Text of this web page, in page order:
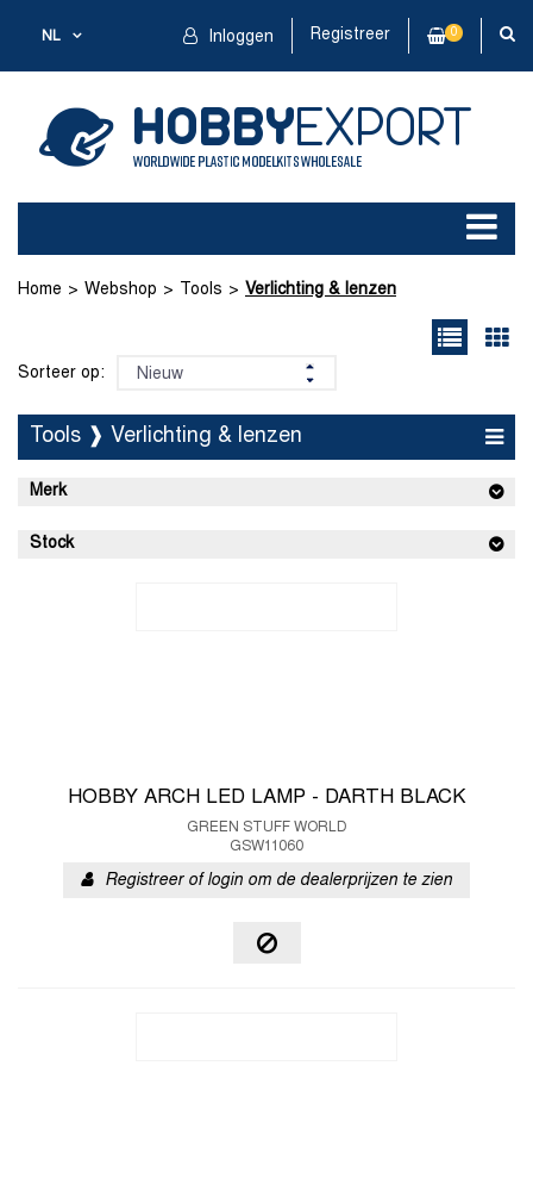
NL Inloggen Registreer 0
Home Webshop Tools Verlichting & lenzen
Sorteer op:
Tools ❱ Verlichting & lenzen
Merk
Stock
HOBBY ARCH LED LAMP - DARTH BLACK
GREEN STUFF WORLD
GSW11060
Registreer of login om de dealerprijzen te zien